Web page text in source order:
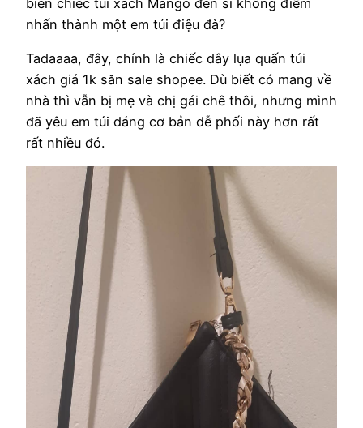
nhấn thành một em túi điệu đà?
Tadaaaa, đây, chính là chiếc dây lụa quấn túi
xách giá 1k săn sale shopee. Dù biết có mang về
nhà thì vẫn bị mẹ và chị gái chê thôi, nhưng mình
đã yêu em túi dáng cơ bản dễ phối này hơn rất
rất nhiều đó.